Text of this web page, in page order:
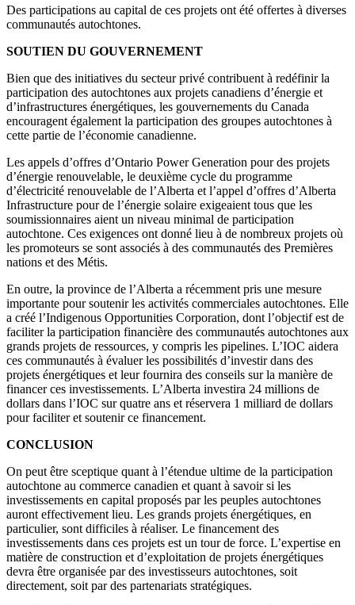
Des participations au capital de ces projets ont été offertes à diverses
communautés autochtones.
SOUTIEN DU GOUVERNEMENT
Bien que des initiatives du secteur privé contribuent à redéfinir la
participation des autochtones aux projets canadiens d’énergie et
d’infrastructures énergétiques, les gouvernements du Canada
encouragent également la participation des groupes autochtones à
cette partie de l’économie canadienne.
Les appels d’offres d’Ontario Power Generation pour des projets
d’énergie renouvelable, le deuxième cycle du programme
d’électricité renouvelable de l’Alberta et l’appel d’offres d’Alberta
Infrastructure pour de l’énergie solaire exigeaient tous que les
soumissionnaires aient un niveau minimal de participation
autochtone. Ces exigences ont donné lieu à de nombreux projets où
les promoteurs se sont associés à des communautés des Premières
nations et des Métis.
En outre, la province de l’Alberta a récemment pris une mesure
importante pour soutenir les activités commerciales autochtones. Elle
a créé l’Indigenous Opportunities Corporation, dont l’objectif est de
faciliter la participation financière des communautés autochtones aux
grands projets de ressources, y compris les pipelines. L’IOC aidera
ces communautés à évaluer les possibilités d’investir dans des
projets énergétiques et leur fournira des conseils sur la manière de
financer ces investissements. L’Alberta investira 24 millions de
dollars dans l’IOC sur quatre ans et réservera 1 milliard de dollars
pour faciliter et soutenir ce financement.
CONCLUSION
On peut être sceptique quant à l’étendue ultime de la participation
autochtone au commerce canadien et quant à savoir si les
investissements en capital proposés par les peuples autochtones
auront effectivement lieu. Les grands projets énergétiques, en
particulier, sont difficiles à réaliser. Le financement des
investissements dans ces projets est un tour de force. L’expertise en
matière de construction et d’exploitation de projets énergétiques
devra être organisée par des investisseurs autochtones, soit
directement, soit par des partenariats stratégiques.